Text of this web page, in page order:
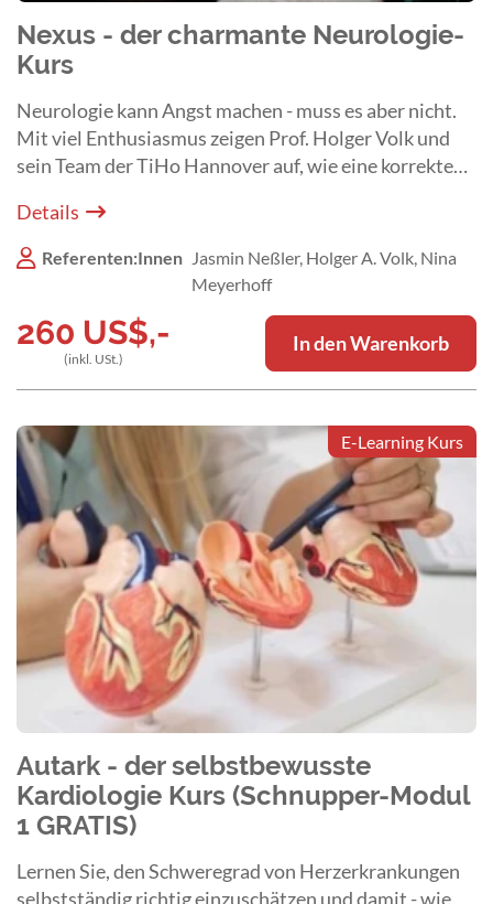
Nexus - der charmante Neurologie-
Kurs
Neurologie kann Angst machen - muss es aber nicht.
Mit viel Enthusiasmus zeigen Prof. Holger Volk und
sein Team der TiHo Hannover auf, wie eine korrekte
erfolgreich gelingt.
Details
Referenten:Innen Jasmin Neßler, Holger A. Volk, Nina
Meyerhoff
260 US$,-
(inkl. USt.)
In den Warenkorb
E-Learning Kurs
Autark - der selbstbewusste
Kardiologie Kurs (Schnupper-Modul
1 GRATIS)
Lernen Sie, den Schweregrad von Herzerkrankungen
selbstständig richtig einzuschätzen und damit - wie